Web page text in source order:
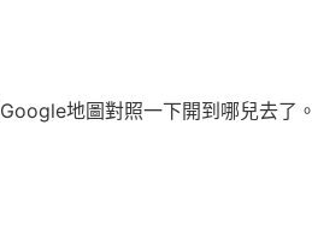
地圖對照一下開到哪兒去了。